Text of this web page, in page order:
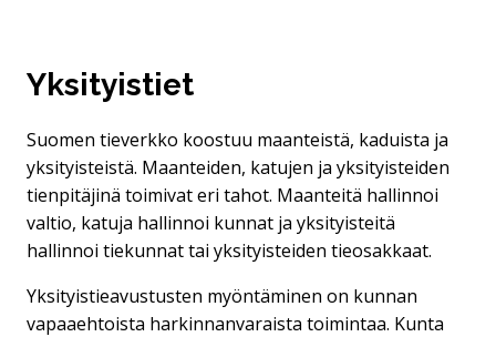
Yksityistiet
Suomen tieverkko koostuu maanteistä, kaduista ja
yksityisteistä. Maanteiden, katujen ja yksityisteiden
tienpitäjinä toimivat eri tahot. Maanteitä hallinnoi
valtio, katuja hallinnoi kunnat ja yksityisteitä
hallinnoi tiekunnat tai yksityisteiden tieosakkaat.
Yksityistieavustusten myöntäminen on kunnan
vapaaehtoista harkinnanvaraista toimintaa. Kunta